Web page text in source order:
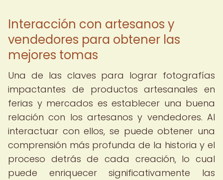
Interacción con artesanos y
vendedores para obtener las
mejores tomas
Una de las claves para lograr fotografías
impactantes de productos artesanales en
ferias y mercados es establecer una buena
relación con los artesanos y vendedores. Al
interactuar con ellos, se puede obtener una
comprensión más profunda de la historia y el
proceso detrás de cada creación, lo cual
puede enriquecer significativamente las